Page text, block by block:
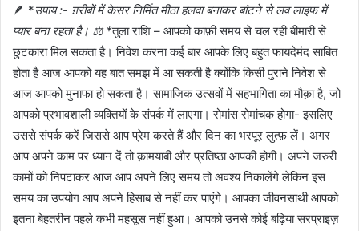
🪶 *उपाय :- ग़रीबों में केसर निर्मित मीठा हलवा बनाकर बांटने से लव लाइफ में
प्यार बना रहता है। ⚖️ *तुला राशि – आपको काफ़ी समय से चल रही बीमारी से
छुटकारा मिल सकता है। निवेश करना कई बार आपके लिए बहुत फायदेमंद साबित
होता है आज आपको यह बात समझ में आ सकती है क्योंकि किसी पुराने निवेश से
आज आपको मुनाफा हो सकता है। सामाजिक उत्सवों में सहभागिता का मौक़ा है, जो
आपको प्रभावशाली व्यक्तियों के संपर्क में लाएगा। रोमांस रोमांचक होगा- इसलिए
उससे संपर्क करें जिससे आप प्रेम करते हैं और दिन का भरपूर लुत्फ़ लें। अगर
आप अपने काम पर ध्यान दें तो क़ामयाबी और प्रतिष्ठा आपकी होगी। अपने जरुरी
कामों को निपटाकर आज आप अपने लिए समय तो अवश्य निकालेंगे लेकिन इस
समय का उपयोग आप अपने हिसाब से नहीं कर पाएंगे। आपका जीवनसाथी आपको
इतना बेहतरीन पहले कभी महसूस नहीं हुआ। आपको उनसे कोई बढ़िया सरप्राइज़